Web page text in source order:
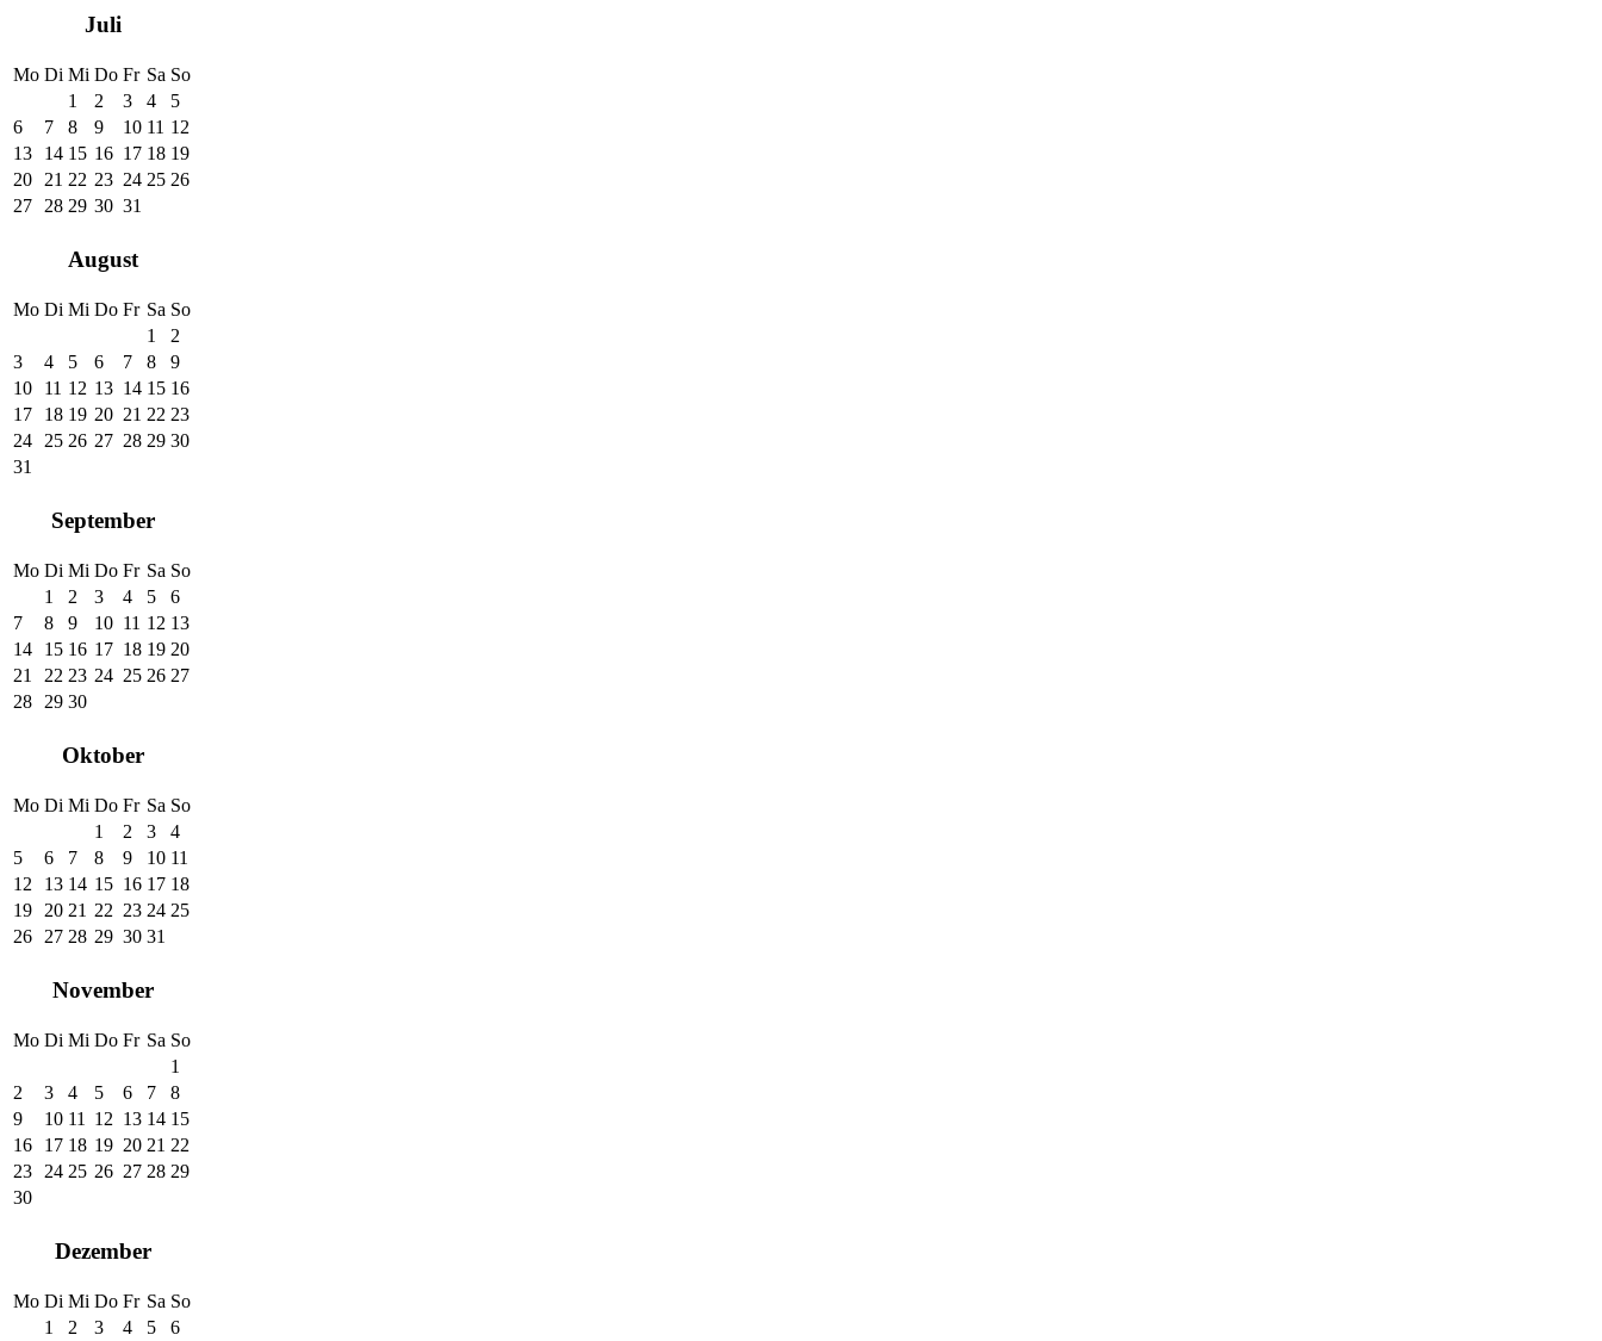
Juli
Mo Di Mi Do Fr Sa So
1
2 3 4
5
6
7 8 9 10 11 12
13
14 15 16 17 18 19
20
21 22 23 24 25 26
27
28 29 30 31
August
Mo Di Mi Do Fr Sa So
1
2
3
4 5 6 7 8
9
10
11 12 13 14 15 16
17
18 19 20 21 22 23
24
25 26 27 28 29 30
31
September
Mo Di Mi Do Fr Sa So
1
2 3 4 5
6
7
8 9 10 11 12 13
14
15 16 17 18 19 20
21
22 23 24 25 26 27
28
29 30
Oktober
Mo Di Mi Do Fr Sa So
1
2 3
4
5
6 7 8 9 10 11
12
13 14 15 16 17 18
19
20 21 22 23 24 25
26
27 28 29 30 31
November
Mo Di Mi Do Fr Sa So
1
2
3 4 5 6 7
8
9
10 11 12 13 14 15
16
17 18 19 20 21 22
23
24 25 26 27 28 29
30
Dezember
Mo Di Mi Do Fr Sa So
1
2 3 4 5
6